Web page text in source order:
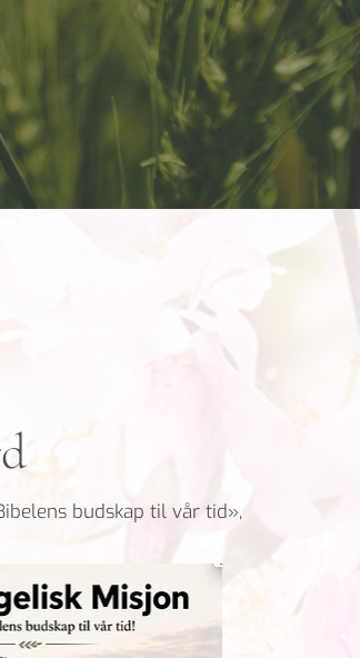
budskap til vår tid»,